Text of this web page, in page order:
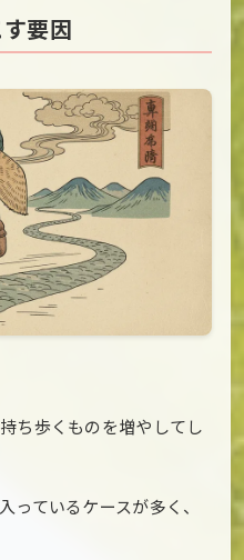
要因
ち歩くものを増やしてし
っているケースが多く、